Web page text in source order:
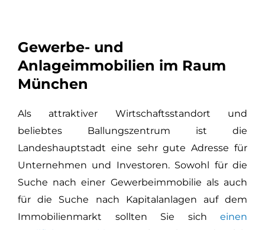
Gewerbe- und
Anlageimmobilien im Raum
München
Als attraktiver Wirtschaftsstandort und
beliebtes Ballungszentrum ist die
Landeshauptstadt eine sehr gute Adresse für
Unternehmen und Investoren. Sowohl für die
Suche nach einer Gewerbeimmobilie als auch
für die Suche nach Kapitalanlagen auf dem
Immobilienmarkt sollten Sie sich einen